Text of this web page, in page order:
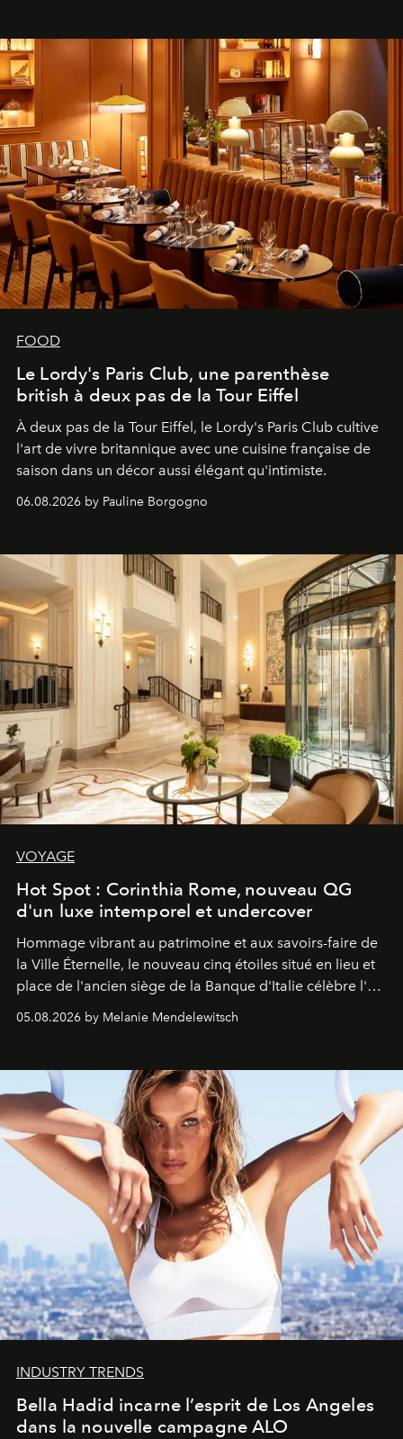
FOOD
Le Lordy's Paris Club, une parenthèse
british à deux pas de la Tour Eiffel
À deux pas de la Tour Eiffel, le Lordy's Paris Club cultive
l'art de vivre britannique avec une cuisine française de
saison dans un décor aussi élégant qu'intimiste.
06.08.2026 by Pauline Borgogno
VOYAGE
Hot Spot : Corinthia Rome, nouveau QG
d'un luxe intemporel et undercover
Hommage vibrant au patrimoine et aux savoirs-faire de
la Ville Éternelle, le nouveau cinq étoiles situé en lieu et
place de l'ancien siège de la Banque d'Italie célèbre l'art
de vivre Romain dans toute son élégance intemporelle.
05.08.2026 by Melanie Mendelewitsch
INDUSTRY TRENDS
Bella Hadid incarne l’esprit de Los Angeles
dans la nouvelle campagne ALO